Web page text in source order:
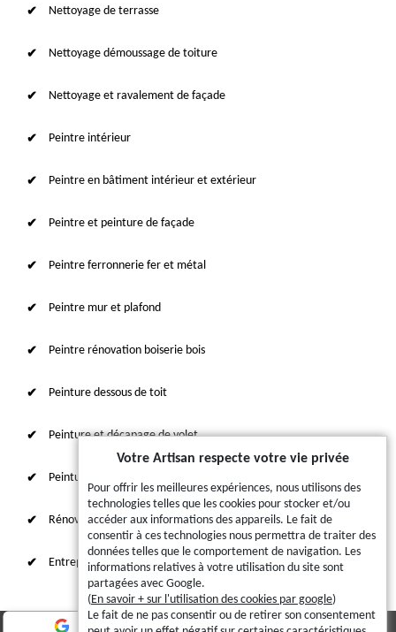
Nettoyage de terrasse
Nettoyage démoussage de toiture
Nettoyage et ravalement de façade
Peintre intérieur
Peintre en bâtiment intérieur et extérieur
Peintre et peinture de façade
Peintre ferronnerie fer et métal
Peintre mur et plafond
Peintre rénovation boiserie bois
Peinture dessous de toit
Peinture et décapage de volet
Peinture sur tuile et toiture
Rénovation intérieure 87
Entreprise de ravalement
Votre Artisan respecte votre vie privée
Pour offrir les meilleures expériences, nous utilisons des
technologies telles que les cookies pour stocker et/ou
accéder aux informations des appareils. Le fait de
consentir à ces technologies nous permettra de traiter des
données telles que le comportement de navigation. Les
informations relatives à votre utilisation du site sont
partagées avec Google.
(En savoir + sur l'utilisation des cookies par google)
Le fait de ne pas consentir ou de retirer son consentement